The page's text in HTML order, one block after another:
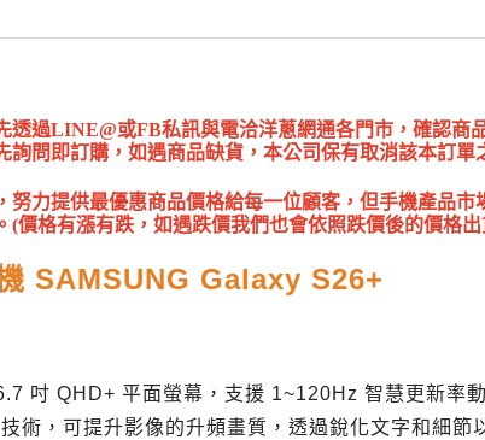
透過LINE@或FB私訊與電洽洋蔥網通各門市，確認商
問即訂購，如遇商品缺貨，本公司保有取消該本訂單
努力提供最優惠商品價格給每一位顧客，但手機產品市
(價格有漲有跌，如遇跌價我們也會依照跌價後的價格出
SAMSUNG Galaxy S26+
吋 QHD+ 平面螢幕，支援 1~120Hz 智慧更新率
術，可提升影像的升頻畫質，透過銳化文字和細節